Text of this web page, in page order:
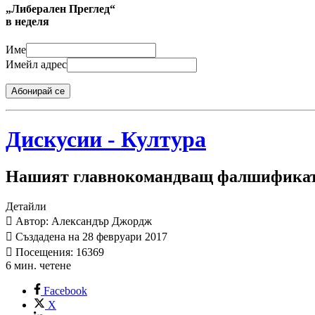
„Либерален Преглед“
в неделя
Име
Имейл адрес
Абонирай се
Дискусии - Култура
Нашият главнокомандващ
Детайли
Автор: Александър Джордж
Създадена на 28 февруари 2017
Посещения: 16369
6 мин. четене
Facebook
X